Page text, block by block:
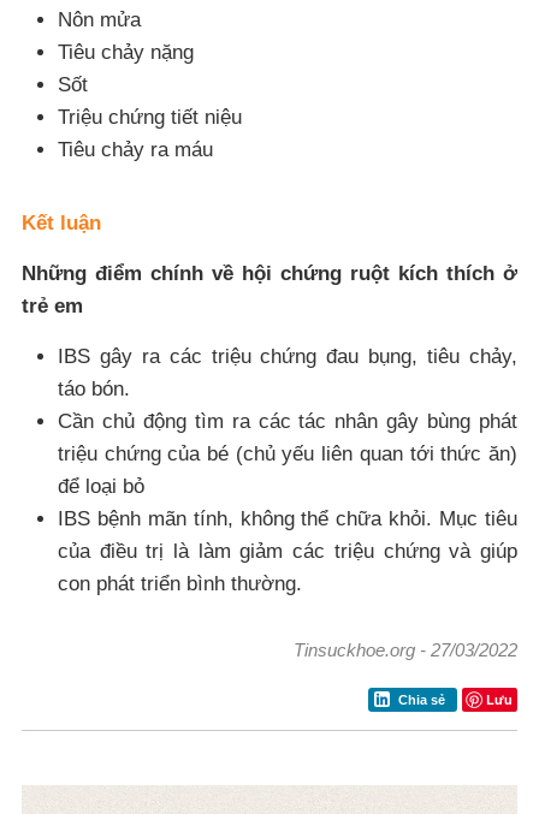
Nôn mửa
Tiêu chảy nặng
Sốt
Triệu chứng tiết niệu
Tiêu chảy ra máu
Kết luận
Những điểm chính về hội chứng ruột kích thích ở
trẻ em
IBS gây ra các triệu chứng đau bụng, tiêu chảy,
táo bón.
Cần chủ động tìm ra các tác nhân gây bùng phát
triệu chứng của bé (chủ yếu liên quan tới thức ăn)
để loại bỏ
IBS bệnh mãn tính, không thể chữa khỏi. Mục tiêu
của điều trị là làm giảm các triệu chứng và giúp
con phát triển bình thường.
Tinsuckhoe.org -27/03/2022
Chia sẻ Lưu